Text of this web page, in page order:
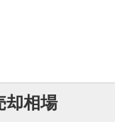
却相場